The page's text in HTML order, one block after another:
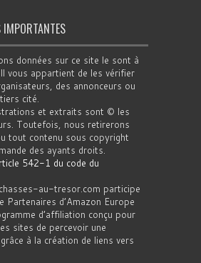
données sur ce site le sont à
vous appartient de les vérifier
des annonceurs ou
cité.
et extraits sont © les
Toutefois, nous retirerons
tout contenu sous copyright
des ayants droits.
542-1 du code du
au-tresor.com participe
Partenaires d’Amazon Europe
d’affiliation conçu pour
sites de percevoir une
à la création de liens vers